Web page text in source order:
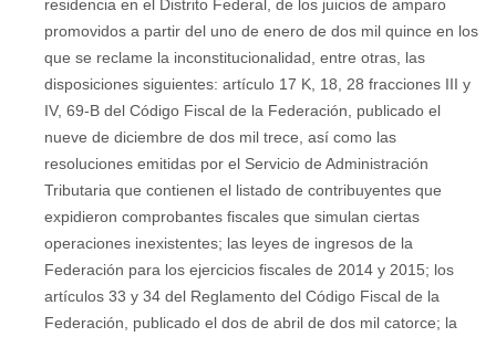
residencia en el Distrito Federal, de los juicios de amparo
promovidos a partir del uno de enero de dos mil quince en los
que se reclame la inconstitucionalidad, entre otras, las
disposiciones siguientes: artículo 17 K, 18, 28 fracciones III y
IV, 69-B del Código Fiscal de la Federación, publicado el
nueve de diciembre de dos mil trece, así como las
resoluciones emitidas por el Servicio de Administración
Tributaria que contienen el listado de contribuyentes que
expidieron comprobantes fiscales que simulan ciertas
operaciones inexistentes; las leyes de ingresos de la
Federación para los ejercicios fiscales de 2014 y 2015; los
artículos 33 y 34 del Reglamento del Código Fiscal de la
Federación, publicado el dos de abril de dos mil catorce; la